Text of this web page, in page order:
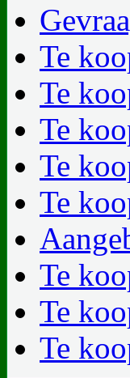
Te
Te
Te
Te
Te
Te
Te
Te